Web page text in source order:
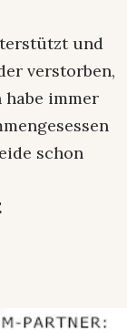
und
verstorben,
habe immer
schon